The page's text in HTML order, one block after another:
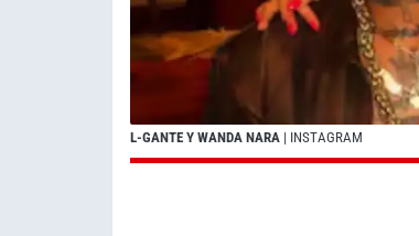
L-GANTE Y WANDA NARA | INSTAGRAM